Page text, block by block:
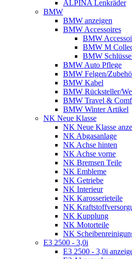
ALPINA Lenkräder
BMW
BMW anzeigen
BMW Accessoires
BMW
BMW M
BMW
BMW Auto Pflege
BMW Felgen/
BMW Kabel
BMW Rücksteller/
BMW Travel &
BMW Winter Artikel
NK Neue Klasse
NK Neue Klasse
NK Abgasanlage
NK Achse hinten
NK Achse vorne
NK Bremsen Teile
NK Embleme
NK Getriebe
NK Interieur
NK Karosserieteile
NK
NK Kupplung
NK Motorteile
NK
E3 2500 - 3,0i
E3 2500 - 3,0i